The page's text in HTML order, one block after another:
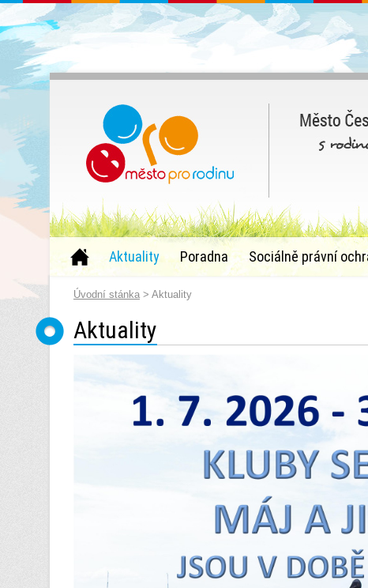
Aktuality Poradna Sociálně právní
Úvodní stánka > Aktuality
Aktuality